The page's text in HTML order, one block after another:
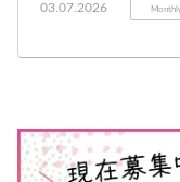
03.07.2026